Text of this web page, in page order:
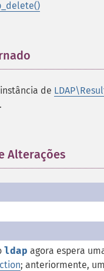
de
Alterações
ldap agora espera
; anteriormente, um